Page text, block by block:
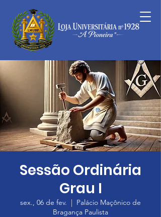
Sessão Ordinária
Grau I
sex., 06 de fev.
  |
Palácio Maçônico de
Bragança Paulista